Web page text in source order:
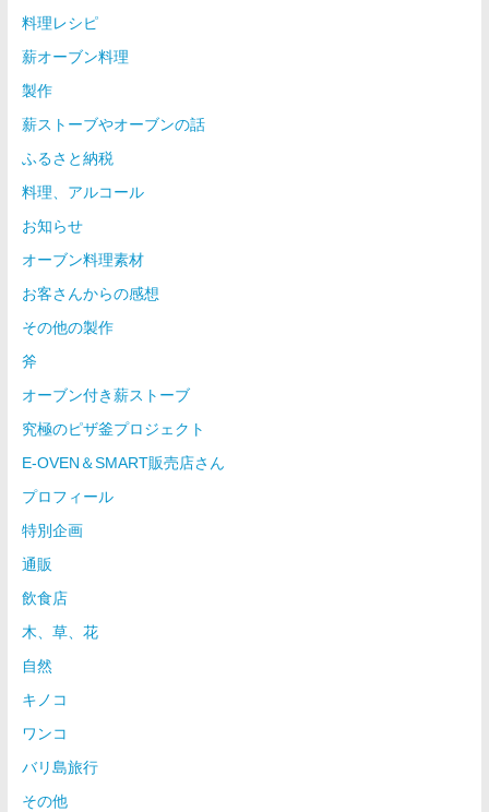
料理レシピ
薪オーブン料理
製作
薪ストーブやオーブンの話
ふるさと納税
料理、アルコール
お知らせ
オーブン料理素材
お客さんからの感想
その他の製作
斧
オーブン付き薪ストーブ
究極のピザ釜プロジェクト
E-OVEN＆SMART販売店さん
プロフィール
特別企画
通販
飲食店
木、草、花
自然
キノコ
ワンコ
バリ島旅行
その他